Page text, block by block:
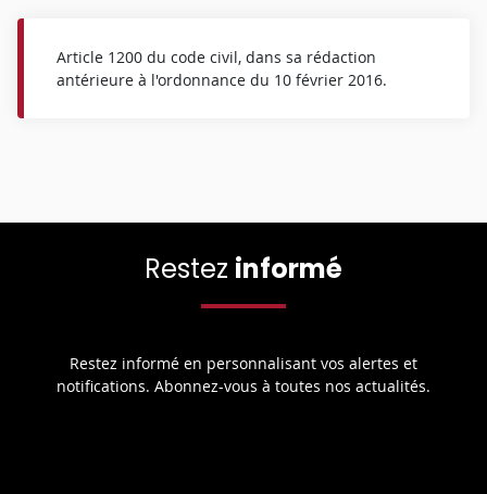
Article 1200 du code civil, dans sa rédaction
antérieure à l'ordonnance du 10 février 2016.
Restez informé
Restez informé en personnalisant vos alertes et
notifications. Abonnez-vous à toutes nos actualités.